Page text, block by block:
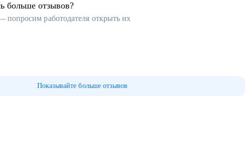
больше отзывов?
попросим работодателя открыть их
Показывайте больше отзывов